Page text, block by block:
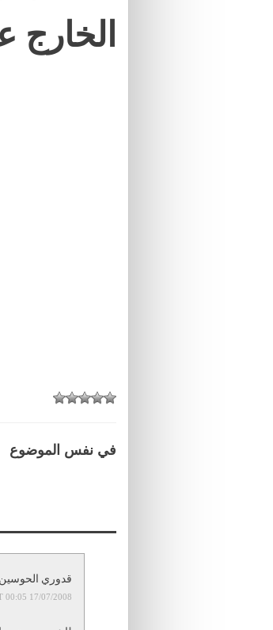
الخارج
في نفس الموضوع
قدوري الحوسين
17/07/2008 AT 00:05